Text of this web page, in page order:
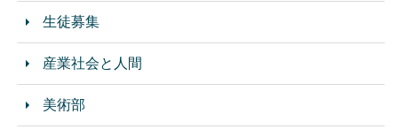
生徒募集
産業社会と人間
美術部